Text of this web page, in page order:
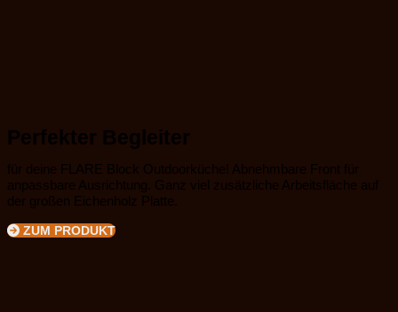
Perfekter Begleiter
für deine FLARE Block Outdoorküche! Abnehmbare Front für
anpassbare Ausrichtung. Ganz viel zusätzliche Arbeitsfläche auf
der großen Eichenholz Platte.
ZUM PRODUKT